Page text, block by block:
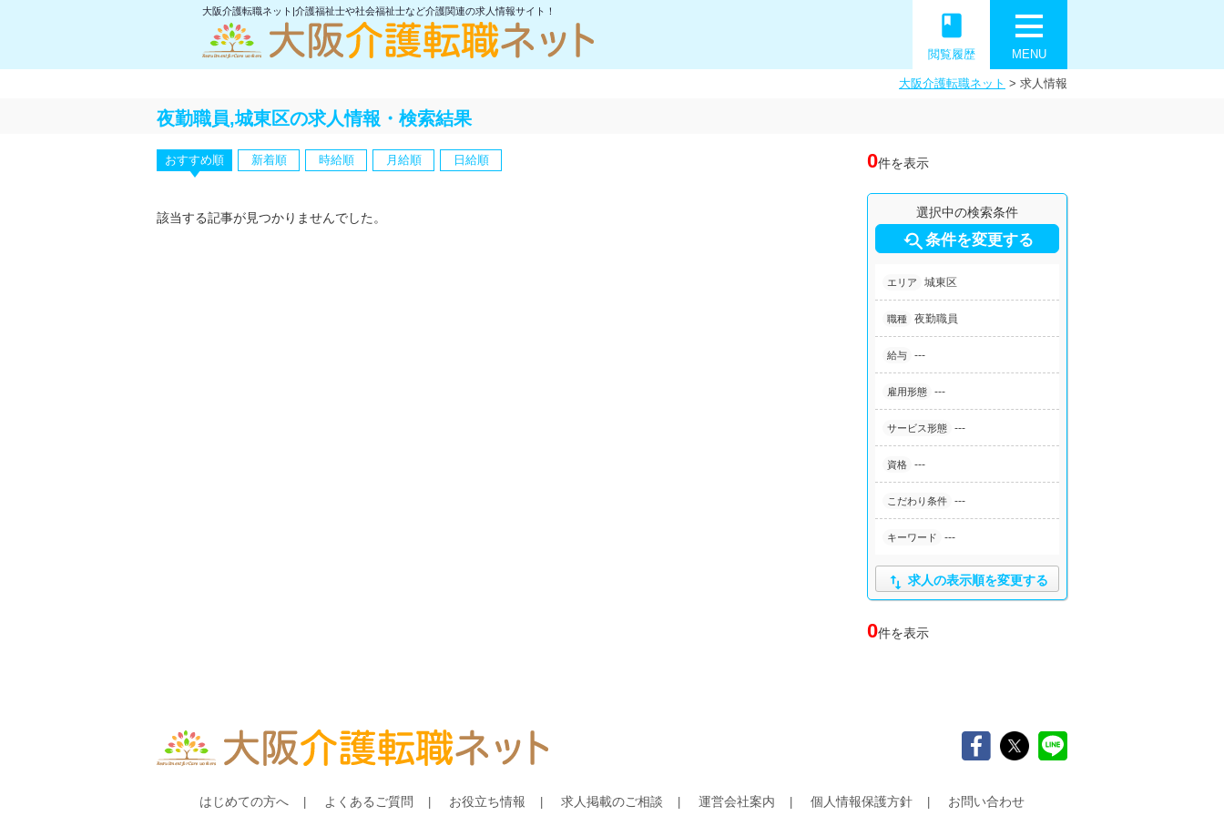
大阪介護転職ネット|介護福祉士や社会福祉士など介護関連の求人情報サイト！
MENU
book
閲覧履歴
大阪介護転職ネット > 求人情報
夜勤職員,城東区の求人情報・検索結果
0件を表示
おすすめ順 新着順 時給順 月給順 日給順
選択中の検索条件
条件を変更する
エリア 城東区
職種 夜勤職員
給与 ---
雇用形態 ---
サービス形態 ---
資格 ---
こだわり条件 ---
キーワード ---
 求人の表示順を変更する
該当する記事が見つかりませんでした。
0件を表示
はじめての方へ よくあるご質問 お役立ち情報 求人掲載のご相談 運営会社案内 個人情報保護方針 お問い合わせ